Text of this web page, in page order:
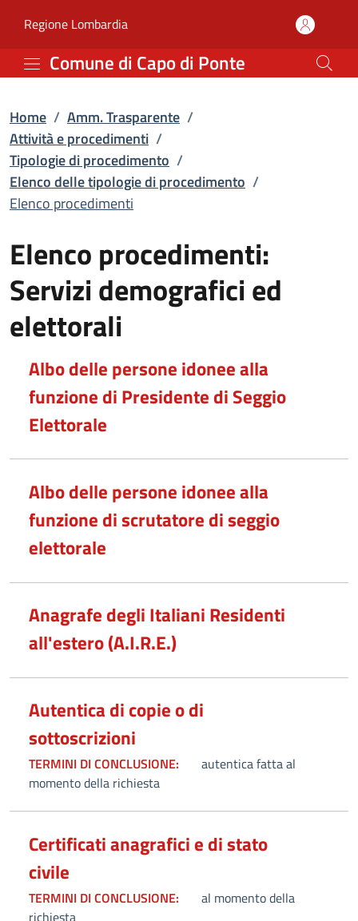
Elenco procedimenti |
Regione Lombardia(apre in un'altra scheda).
Comune di Capo di Ponte
Home / Amm. Trasparente /
Attività e procedimenti /
Tipologie di procedimento /
Elenco delle tipologie di procedimento /
Elenco procedimenti
Elenco procedimenti:
Servizi demografici ed
elettorali
Albo delle persone idonee alla
funzione di Presidente di Seggio
Elettorale
Albo delle persone idonee alla
funzione di scrutatore di seggio
elettorale
Anagrafe degli Italiani Residenti
all'estero (A.I.R.E.)
Autentica di copie o di
sottoscrizioni
TERMINI DI CONCLUSIONE:
autentica fatta al
momento della richiesta
Certificati anagrafici e di stato
civile
TERMINI DI CONCLUSIONE:
al momento della
richiesta